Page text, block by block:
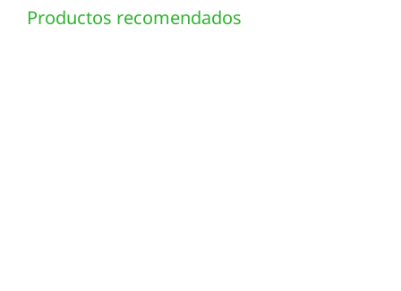
Productos recomendados